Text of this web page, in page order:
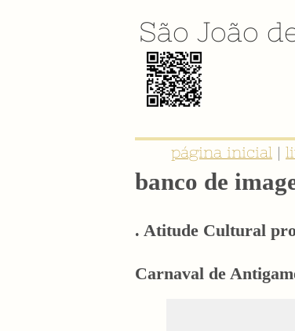
São João
página inicial |
banco de
. Atitude Cultural
Carnaval de